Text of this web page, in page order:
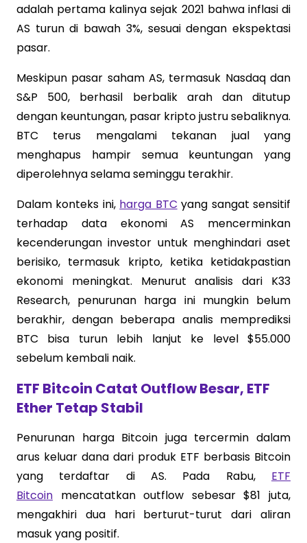
adalah pertama kalinya sejak 2021 bahwa inflasi di
AS turun di bawah 3%, sesuai dengan ekspektasi
pasar.
Meskipun pasar saham AS, termasuk Nasdaq dan
S&P 500, berhasil berbalik arah dan ditutup
dengan keuntungan, pasar kripto justru sebaliknya.
BTC terus mengalami tekanan jual yang
menghapus hampir semua keuntungan yang
diperolehnya selama seminggu terakhir.
Dalam konteks ini, harga BTC yang sangat sensitif
terhadap data ekonomi AS mencerminkan
kecenderungan investor untuk menghindari aset
berisiko, termasuk kripto, ketika ketidakpastian
ekonomi meningkat. Menurut analisis dari K33
Research, penurunan harga ini mungkin belum
berakhir, dengan beberapa analis memprediksi
BTC bisa turun lebih lanjut ke level $55.000
sebelum kembali naik.
ETF Bitcoin Catat Outflow Besar, ETF
Ether Tetap Stabil
Penurunan harga Bitcoin juga tercermin dalam
arus keluar dana dari produk ETF berbasis Bitcoin
yang terdaftar di AS. Pada Rabu, ETF
Bitcoin mencatatkan outflow sebesar $81 juta,
mengakhiri dua hari berturut-turut dari aliran
masuk yang positif.